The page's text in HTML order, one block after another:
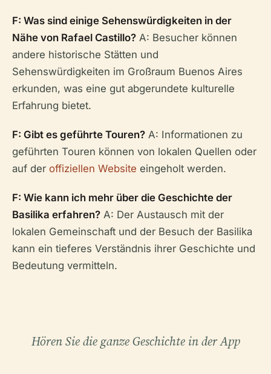
F: Was sind einige Sehenswürdigkeiten in der
Nähe von Rafael Castillo? A: Besucher können
andere historische Stätten und
Sehenswürdigkeiten im Großraum Buenos Aires
erkunden, was eine gut abgerundete kulturelle
Erfahrung bietet.
F: Gibt es geführte Touren? A: Informationen zu
geführten Touren können von lokalen Quellen oder
auf der offiziellen Website eingeholt werden.
F: Wie kann ich mehr über die Geschichte der
Basilika erfahren? A: Der Austausch mit der
lokalen Gemeinschaft und der Besuch der Basilika
kann ein tieferes Verständnis ihrer Geschichte und
Bedeutung vermitteln.
Hören Sie die ganze Geschichte in der App